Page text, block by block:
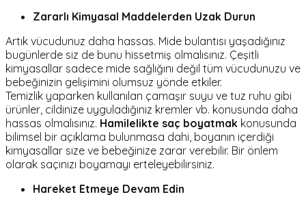
Zararlı Kimyasal Maddelerden Uzak Durun
Artık vücudunuz daha hassas. Mide bulantısı yaşadığınız
bugünlerde siz de bunu hissetmiş olmalısınız. Çeşitli
kimyasallar sadece mide sağlığını değil tüm vücudunuzu ve
bebeğinizin gelişimini olumsuz yönde etkiler.
Temizlik yaparken kullanılan çamaşır suyu ve tuz ruhu gibi
ürünler, cildinize uyguladığınız kremler vb. konusunda daha
hassas olmalısınız. Hamilelikte saç boyatmak konusunda
bilimsel bir açıklama bulunmasa dahi, boyanın içerdiği
kimyasallar size ve bebeğinize zarar verebilir. Bir önlem
olarak saçınızı boyamayı erteleyebilirsiniz.
Hareket Etmeye Devam Edin